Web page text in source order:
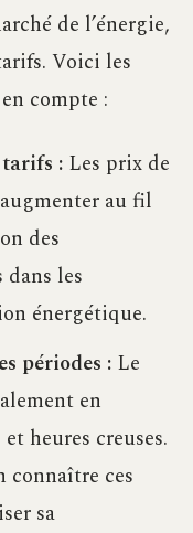
de l’énergie,
Voici les
compte :
:Les prix de
au fil
des
dans les
énergétique.
périodes :Le
en
heures creuses.
connaître ces
sa